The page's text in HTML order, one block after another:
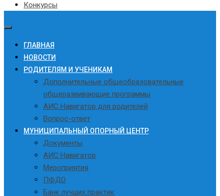
Конкурсы
ГЛАВНАЯ
НОВОСТИ
РОДИТЕЛЯМ И УЧЕНИКАМ
Дополнительные общеобразовательные
общеразвивающие программы
АИС Навигатор для родителей
Вопрос-ответ
МУНИЦИПАЛЬНЫЙ ОПОРНЫЙ ЦЕНТР
Документы
АИС Навигатор
Мероприятия
ПФДО
Банк лучших практик